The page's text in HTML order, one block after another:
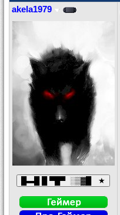
akela1979